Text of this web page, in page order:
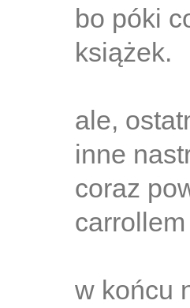
bo póki
książek.
ale,
inne
coraz
w końcu